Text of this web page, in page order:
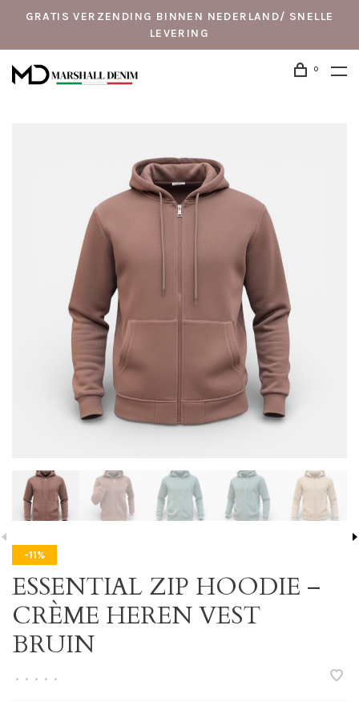
GRATIS VERZENDING BINNEN NEDERLAND/ SNELLE
LEVERING
0
-11%
ESSENTIAL ZIP HOODIE –
CRÈME HEREN VEST
BRUIN
• • • • •